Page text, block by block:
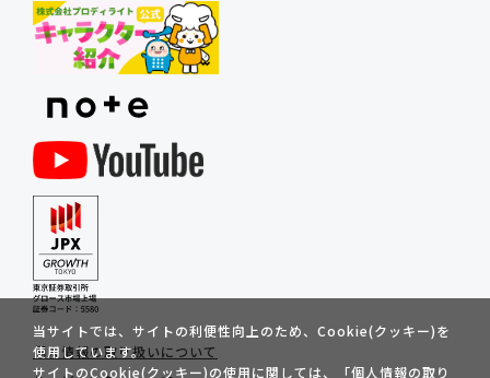
個人情報の取り扱いについて
当サイトでは、サイトの利便性向上のため、Cookie(クッキー)を
使用しています。
サイトのCookie(クッキー)の使用に関しては、「個人情報の取り